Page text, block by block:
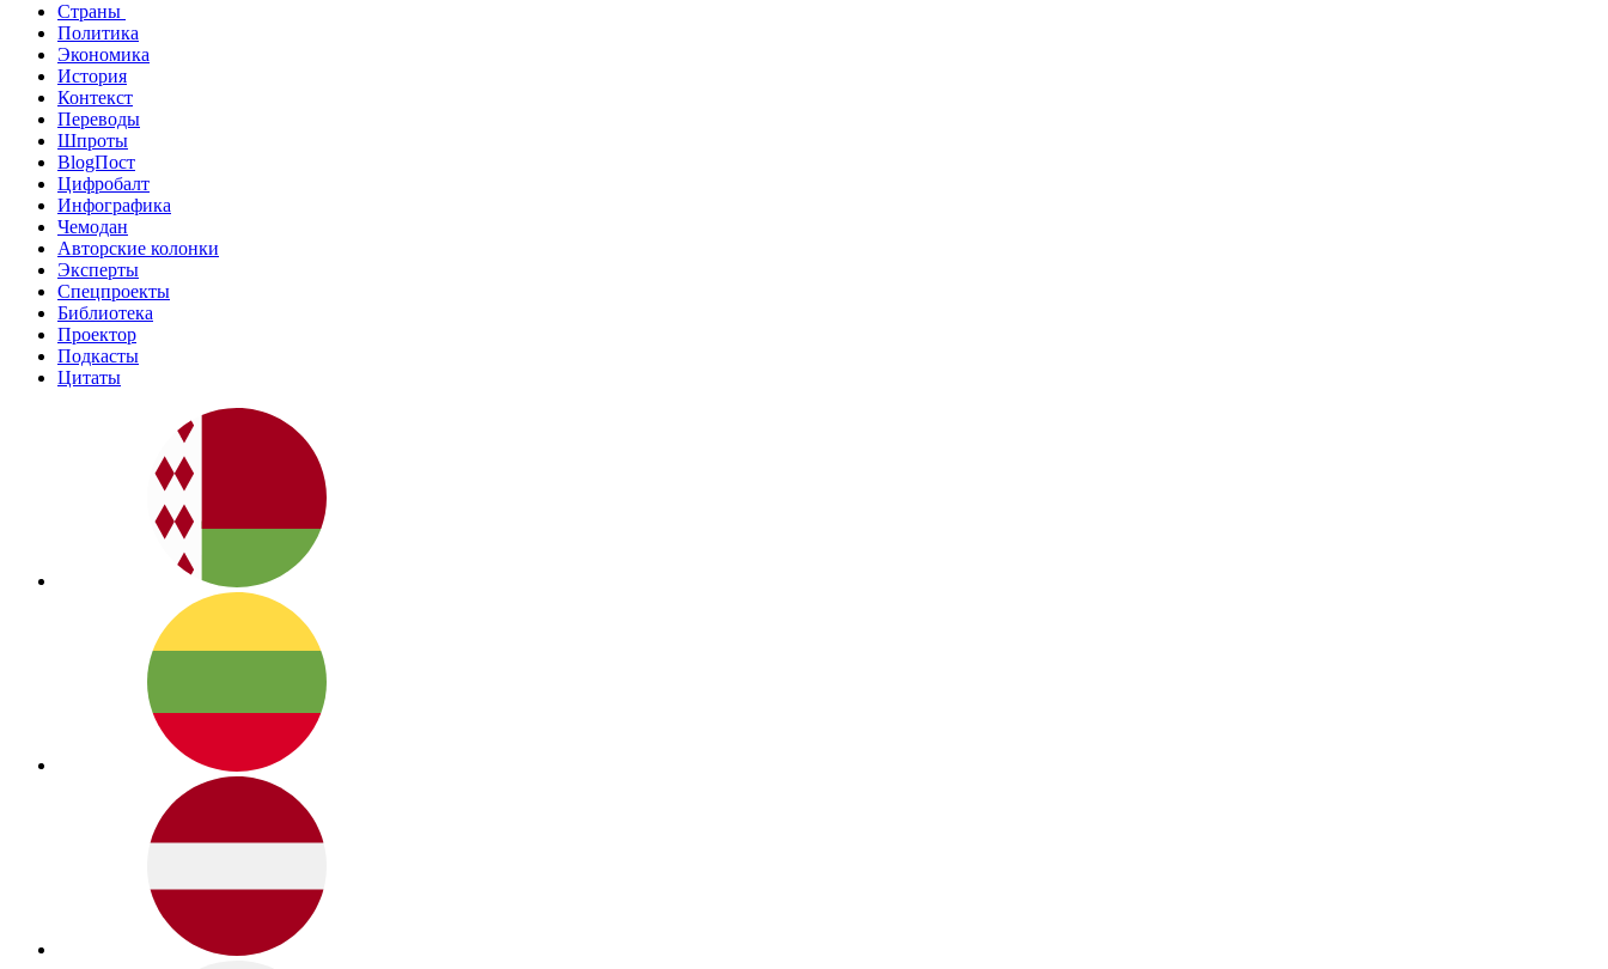
Страны
Политика
Экономика
История
Контекст
Переводы
Шпроты
BlogПост
Цифробалт
Инфографика
Чемодан
Авторские колонки
Эксперты
Спецпроекты
Библиотека
Проектор
Подкасты
Цитаты